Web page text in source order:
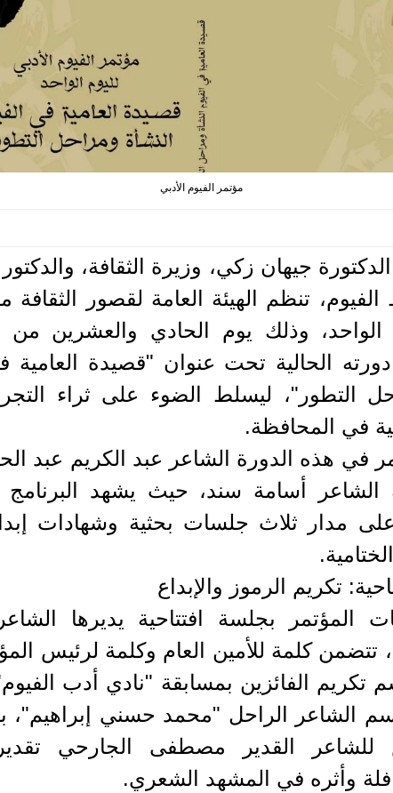
مؤتمر الفيوم الأدبي
جيهان زكي، وزيرة الثقافة،
تنظم الهيئة العامة لقصور الثقافة
الواحد، وذلك يوم الحادي والعشرين من
الحالية تحت عنوان "قصيدة العامية
التطور"، ليسلط الضوء على ثراء
في المحافظة.
في هذه الدورة الشاعر عبد الكريم عبد
الشاعر أسامة سند، حيث يشهد البرنامج
على مدار ثلاث جلسات بحثية وشهادات
تكريم الرموز والإبداع
المؤتمر بجلسة افتتاحية يديرها
تتضمن كلمة للأمين العام وكلمة لرئيس
تكريم الفائزين بمسابقة "نادي أدب
الشاعر الراحل "محمد حسني إبراهيم"،
القدير مصطفى الجارحي
وأثره في المشهد الشعري.
لتجارب تحت الأرض